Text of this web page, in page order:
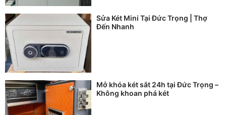
Sửa Két Mini Tại Đức Trọng | Thợ
Đến Nhanh
Mở khóa két sắt 24h tại Đức Trọng –
Không khoan phá két